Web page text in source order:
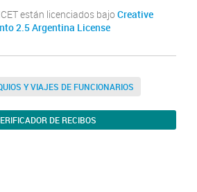
están licenciados bajo Creative
2.5 Argentina License
Y VIAJES DE FUNCIONARIOS
DE RECIBOS